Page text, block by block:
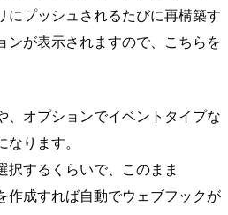
にプッシュされるたびに再構築す
ンが表示されますので、こちらを
、オプションでイベントタイプな
ります。
するくらいで、このまま
作成すれば自動でウェブフックが